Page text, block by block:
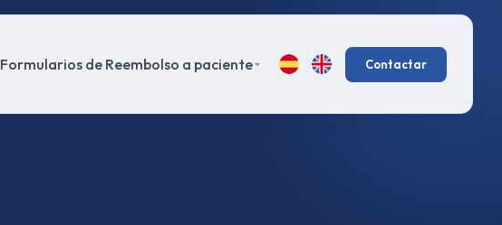
Formularios de Reembolso a paciente Contactar